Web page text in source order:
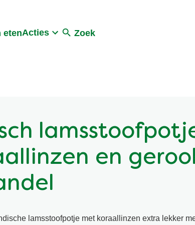
etenActies Zoek
en
lamsstoofpotje met koraallinzen extra lekker